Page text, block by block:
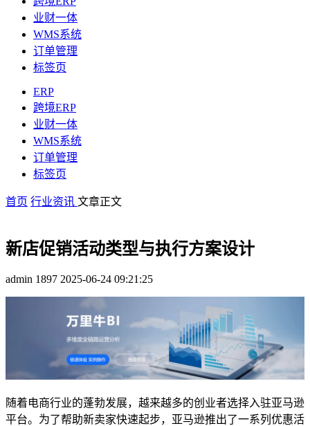
业财一体
WMS系统
订单管理
标签页
ERP
跨境ERP
业财一体
WMS系统
订单管理
标签页
首页 行业资讯 文章正文
新店促销活动类型与执行方案设计
admin 1897 2025-06-24 09:21:25
随着电商行业的蓬勃发展，越来越多的创业者选择入驻亚马逊
平台。为了帮助新卖家快速起步，亚马逊推出了一系列优惠活